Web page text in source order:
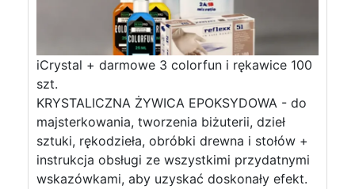
iCrystal + darmowe 3 colorfun i rękawice 100
szt.
KRYSTALICZNA ŻYWICA EPOKSYDOWA - do
majsterkowania, tworzenia biżuterii, dzieł
sztuki, rękodzieła, obróbki drewna i stołów +
instrukcja obsługi ze wszystkimi przydatnymi
wskazówkami, aby uzyskać doskonały efekt.